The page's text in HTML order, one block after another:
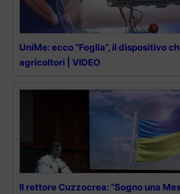
UniMe: ecco “Foglia”, il dispositivo
agricoltori | VIDEO
Il rettore Cuzzocrea: “Sogno una